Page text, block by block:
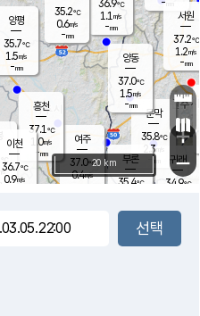
문막
35.8℃
2.3m/s
mm
부론
35.4℃
36.9℃
1.1 m/s
-mm
여주
37.0℃
0.4m/s
양동
37.0℃
1.5m/s
-mm
장호원
흥천
37.1℃
1.0m/s
-mm
m/s
mm
귀래
34.9℃
서원
37.2℃
1.2m/s
-mm
35.2℃
0.6m/s
-mm
이천
36.7℃
0.9m/s
양평
35.7℃
1.5m/s
-mm
+
−
20 km